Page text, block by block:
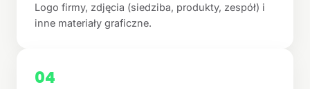
Logo firmy, zdjęcia (siedziba, produkty, zespół) i
inne materiały graficzne.
04